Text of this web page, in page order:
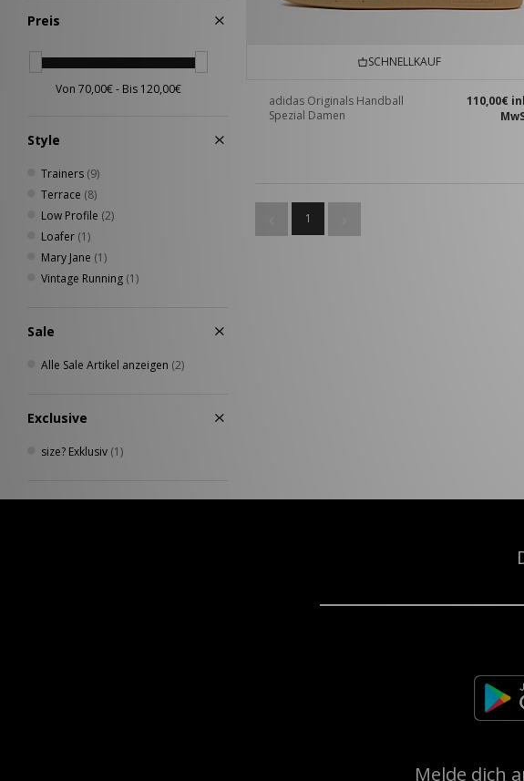
Gold
Preis
Style
Trainers (9)
Terrace (8)
Low Profile (2)
Loafer (1)
Mary Jane (1)
Vintage Running (1)
Sale
Alle Sale Artikel anzeigen (2)
Exclusive
size? Exklusiv (1)
SCHNELLKAUF
adidas Originals Handball
Spezial Damen
110,00€
1
Melde dich